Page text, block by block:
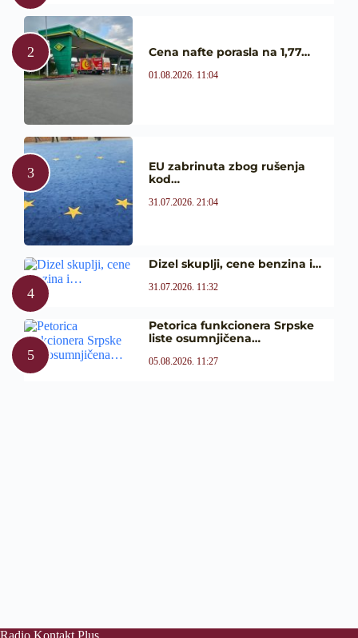
Cena nafte porasla na 1,77…
01.08.2026. 11:04
EU zabrinuta zbog rušenja
kod…
31.07.2026. 21:04
Dizel skuplji, cene benzina i…
31.07.2026. 11:32
Petorica funkcionera Srpske
liste osumnjičena…
05.08.2026. 11:27
Radio Kontakt Plus